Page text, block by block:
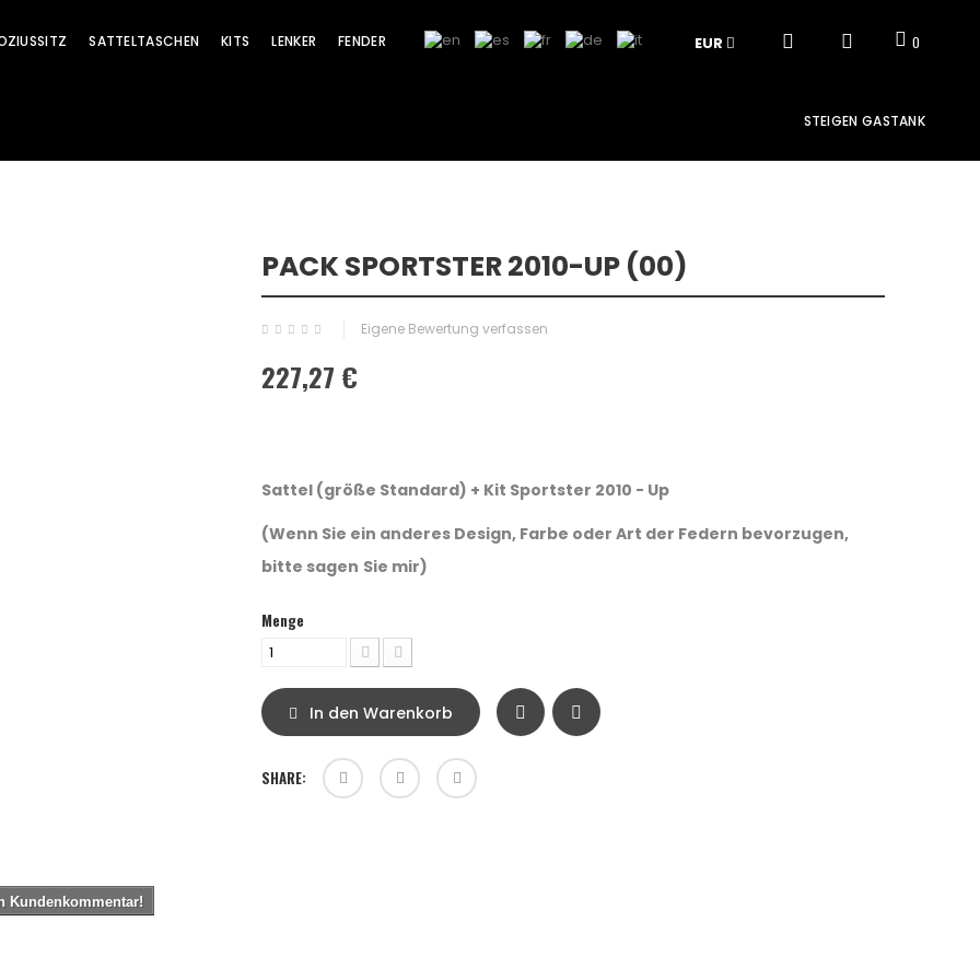
EUR 0
SATTELTASCHEN KITS LENKER FENDER
STEIGEN GASTANK
PACK SPORTSTER 2010-UP (00)
Eigene Bewertung verfassen
227,27 €
Sattel (größe Standard) + Kit Sportster 2010 - Up
(Wenn Sie ein anderes Design, Farbe oder Art der Federn bevorzugen,
bitte sagen Sie mir)
Menge
In den Warenkorb
SHARE:
Kundenkommentar!